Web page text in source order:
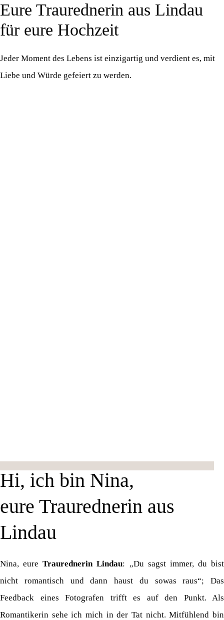
Zum
Inhalt
Eure Traurednerin aus Lindau
für eure Hochzeit
Jeder Moment des Lebens ist einzigartig und verdient es, mit
Liebe und Würde gefeiert zu werden.
Hi, ich bin Nina,
eure Traurednerin aus
Lindau
Nina, eureTraurednerin Lindau: „Du sagst immer, du bist
nicht romantisch und dann haust du sowas raus“; Das
Feedback eines Fotografen trifft es auf den Punkt. Als
Romantikerin sehe ich mich in der Tat nicht. Mitfühlend bin